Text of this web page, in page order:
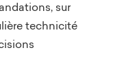
sur
technicité